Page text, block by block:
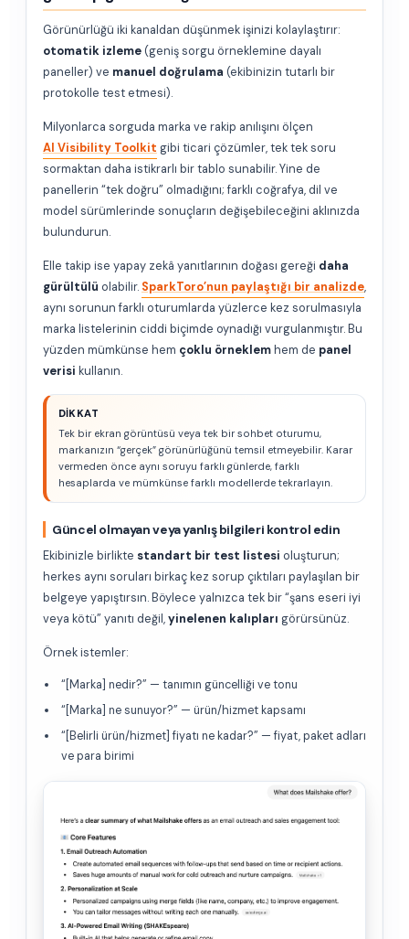
Görünürlüğü iki kanaldan düşünmek işinizi kolaylaştırır:
otomatik izleme(geniş sorgu örneklemine dayalı
paneller) ve manuel doğrulama (ekibinizin tutarlı bir
protokolle test etmesi).
Milyonlarca sorguda marka ve rakip anılışını ölçen
AI Visibility Toolkit gibi ticari çözümler, tek tek soru
sormaktan daha istikrarlı bir tablo sunabilir. Yine de
panellerin “tek doğru” olmadığını; farklı coğrafya, dil ve
model sürümlerinde sonuçların değişebileceğini aklınızda
bulundurun.
Elle takip ise yapay zekâ yanıtlarının doğası gereği daha
gürültülü olabilir. SparkToro’nun paylaştığı bir analizde,
aynı sorunun farklı oturumlarda yüzlerce kez sorulmasıyla
marka listelerinin ciddi biçimde oynadığı vurgulanmıştır. Bu
yüzden mümkünse hem çoklu örneklemhem de panel
verisi kullanın.
DIKKAT
Tek bir ekran görüntüsü veya tek bir sohbet oturumu,
markanızın “gerçek” görünürlüğünü temsil etmeyebilir. Karar
vermeden önce aynı soruyu farklı günlerde, farklı
hesaplarda ve mümkünse farklı modellerde tekrarlayın.
Güncel olmayan veya yanlış bilgileri kontrol edin
Ekibinizle birlikte standart bir test listesi oluşturun;
herkes aynı soruları birkaç kez sorup çıktıları paylaşılan bir
belgeye yapıştırsın. Böylece yalnızca tek bir “şans eseri iyi
veya kötü” yanıtı değil,yinelenen kalıpları görürsünüz.
Örnek istemler:
“[Marka] nedir?” — tanımın güncelliği ve tonu
“[Marka] ne sunuyor?” — ürün/hizmet kapsamı
“[Belirli ürün/hizmet] fiyatı ne kadar?” — fiyat, paket adları
ve para birimi